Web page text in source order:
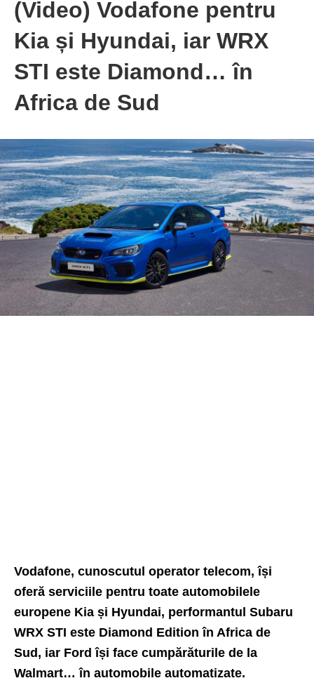
(Video) Vodafone pentru
Kia și Hyundai, iar WRX
STI este Diamond… în
Africa de Sud
Vodafone, cunoscutul operator telecom, își
oferă serviciile pentru toate automobilele
europene Kia și Hyundai, performantul Subaru
WRX STI este Diamond Edition în Africa de
Sud, iar Ford își face cumpărăturile de la
Walmart… în automobile automatizate.